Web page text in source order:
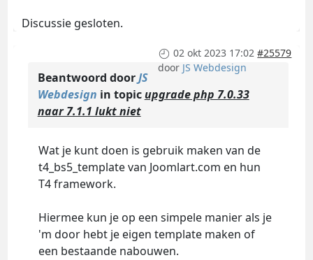
Discussie gesloten.
02 okt 2023 17:02 #25579
door JS Webdesign
Beantwoord doorJS
Webdesign in topicupgrade php 7.0.33
naar 7.1.1 lukt niet
Wat je kunt doen is gebruik maken van de
t4_bs5_template van Joomlart.com en hun
T4 framework.
Hiermee kun je op een simpele manier als je
'm door hebt je eigen template maken of
een bestaande nabouwen.